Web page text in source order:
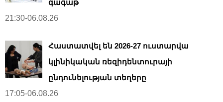
գագաթ
21:30-06.08.26
Հաստատվել են 2026-27 ուստարվա
կլինիկական ռեզիդենտուրայի
ընդունելության տեղերը
17:05-06.08.26